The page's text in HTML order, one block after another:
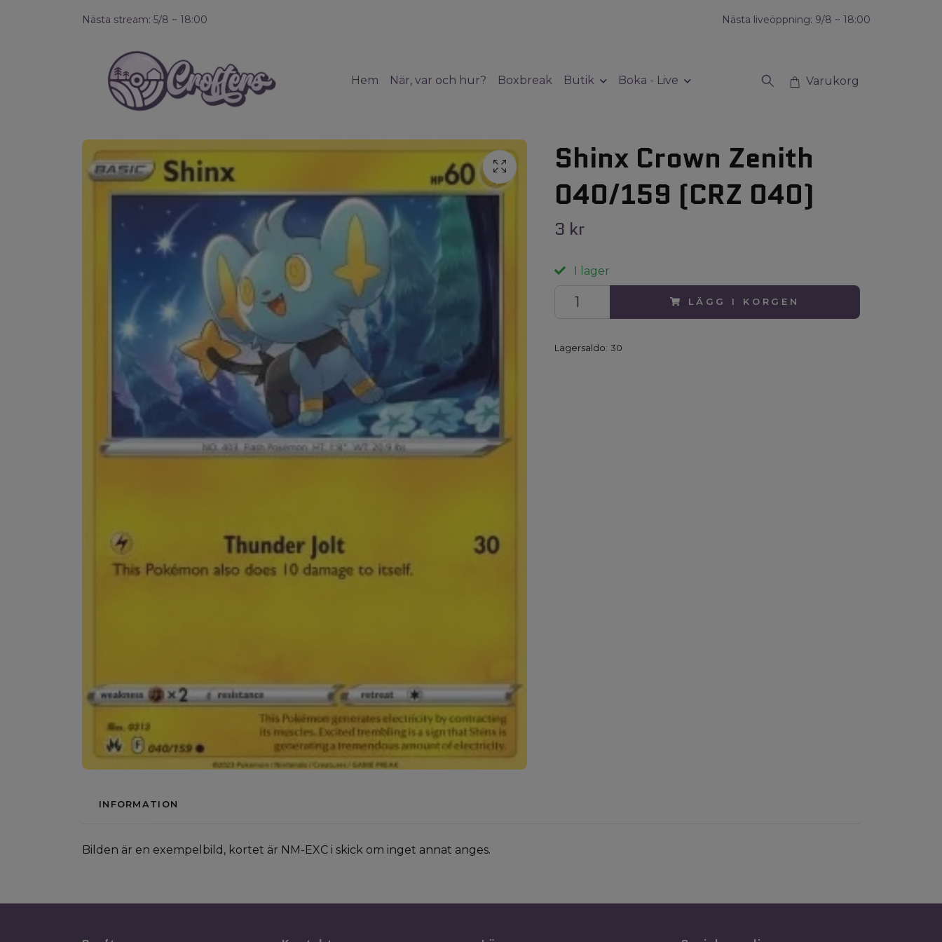
Nästa stream: 5/8 ~ 18:00 Nästa liveöppning: 9/8 ~ 18:00
Hem När, var och hur? Boxbreak Butik Boka - Live Varukorg
Shinx Crown Zenith
040/159 (CRZ 040)
3 kr
I lager
LÄGG I KORGEN
Lagersaldo: 30
INFORMATION
Bilden är en exempelbild, kortet är NM-EXC i skick om inget annat anges.